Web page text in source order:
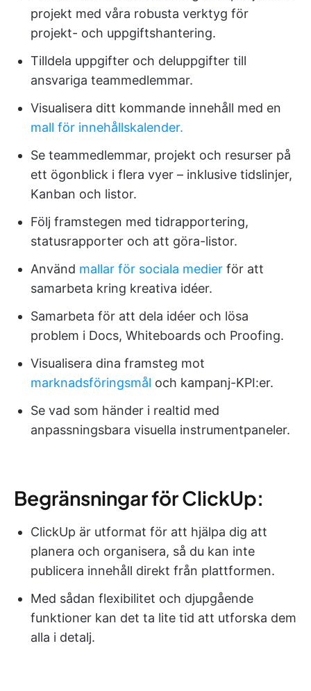
projekt med våra robusta verktyg för
projekt- och uppgiftshantering.
Tilldela uppgifter och deluppgifter till
ansvariga teammedlemmar.
Visualisera ditt kommande innehåll med en
mall för innehållskalender.
Se teammedlemmar, projekt och resurser på
ett ögonblick i flera vyer – inklusive tidslinjer,
Kanban och listor.
Följ framstegen med tidrapportering,
statusrapporter och att göra-listor.
Använd mallar för sociala medier för att
samarbeta kring kreativa idéer.
Samarbeta för att dela idéer och lösa
problem i Docs, Whiteboards och Proofing.
Visualisera dina framsteg mot
marknadsföringsmål och kampanj-KPI:er.
Se vad som händer i realtid med
anpassningsbara visuella instrumentpaneler.
Begränsningar för ClickUp:
ClickUp är utformat för att hjälpa dig att
planera och organisera, så du kan inte
publicera innehåll direkt från plattformen.
Med sådan flexibilitet och djupgående
funktioner kan det ta lite tid att utforska dem
alla i detalj.